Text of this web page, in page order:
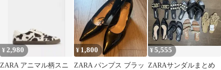
¥ 2,980
ZARA アニマル柄スニ
¥ 1,800
ZARA パンプス ブラッ
¥5,555
ZARAサンダルまとめ